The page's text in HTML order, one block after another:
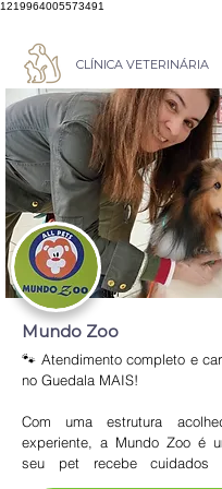
1219964005573491
CLÍNICA VETERINÁRIA
Mundo Zoo
🐾 Atendimento completo e
no Guedala MAIS!
Com uma estrutura
experiente, a Mundo Zoo é
seu pet recebe cuidados